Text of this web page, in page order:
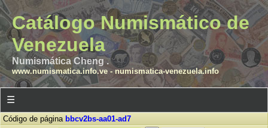
Catálogo Numismático de
Venezuela
Numismática Cheng .
www.numismatica.info.ve- numismatica-venezuela.info
☰
Código de página bbcv2bs-aa01-ad7